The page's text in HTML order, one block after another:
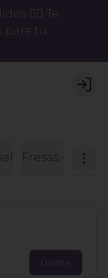
👉🏻 Te
para tu
Fresas con
Únete